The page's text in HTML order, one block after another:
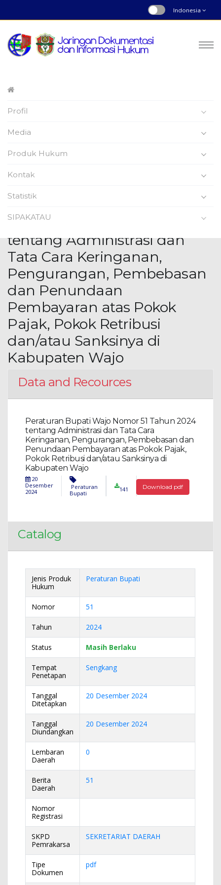
Indonesia
Profil
Media
Produk Hukum
Kontak
Statistik
SIPAKATAU
Nomor : 51 | Tahun 2024
Nomor 51 Tahun 2024
tentang Administrasi dan
Tata Cara Keringanan,
Pengurangan, Pembebasan
dan Penundaan
Pembayaran atas Pokok
Pajak, Pokok Retribusi
dan/atau Sanksinya di
Kabupaten Wajo
Data and Recources
Peraturan Bupati Wajo Nomor 51 Tahun 2024
tentang Administrasi dan Tata Cara
Keringanan, Pengurangan, Pembebasan dan
Penundaan Pembayaran atas Pokok Pajak,
Pokok Retribusi dan/atau Sanksinya di
Kabupaten Wajo
Download pdf
20
Desember
2024
Peraturan
Bupati
141
Catalog
Jenis Produk
Hukum
Peraturan Bupati
Nomor 51
Tahun 2024
Status Masih Berlaku
Tempat
Penetapan
Sengkang
Tanggal
Ditetapkan
20 Desember 2024
Tanggal
Diundangkan
20 Desember 2024
Lembaran
Daerah
0
Berita
Daerah
51
Nomor
Registrasi
SKPD
Pemrakarsa
SEKRETARIAT DAERAH
Tipe
Dokumen
pdf